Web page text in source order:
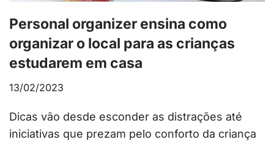
Personal organizer ensina como
organizar o local para as crianças
estudarem em casa
13/02/2023
Dicas vão desde esconder as distrações até
iniciativas que prezam pelo conforto da criança